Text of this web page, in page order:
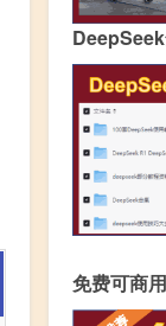
免费可商